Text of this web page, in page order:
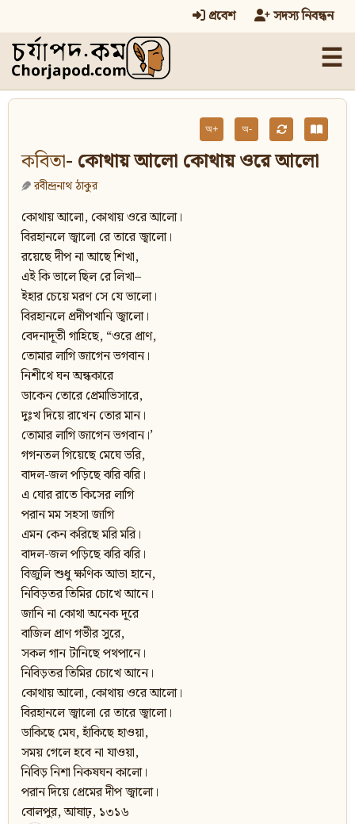
প্রবেশ সদস্য নিবন্ধন
☰
অ+ অ-
কবিতা- কোথায় আলো কোথায় ওরে আলো
রবীন্দ্রনাথ ঠাকুর
কোথায় আলো, কোথায় ওরে আলো।
বিরহানলে জ্বালো রে তারে জ্বালো।
রয়েছে দীপ না আছে শিখা,
এই কি ভালে ছিল রে লিখা–
ইহার চেয়ে মরণ সে যে ভালো।
বিরহানলে প্রদীপখানি জ্বালো।
বেদনাদূতী গাহিছে, “ওরে প্রাণ,
তোমার লাগি জাগেন ভগবান।
নিশীথে ঘন অন্ধকারে
ডাকেন তোরে প্রেমাভিসারে,
দুঃখ দিয়ে রাখেন তোর মান।
তোমার লাগি জাগেন ভগবান।’
গগনতল গিয়েছে মেঘে ভরি,
বাদল-জল পড়িছে ঝরি ঝরি।
এ ঘোর রাতে কিসের লাগি
পরান মম সহসা জাগি
এমন কেন করিছে মরি মরি।
বাদল-জল পড়িছে ঝরি ঝরি।
বিজুলি শুধু ক্ষণিক আভা হানে,
নিবিড়তর তিমির চোখে আনে।
জানি না কোথা অনেক দূরে
বাজিল প্রাণ গভীর সুরে,
সকল গান টানিছে পথপানে।
নিবিড়তর তিমির চোখে আনে।
কোথায় আলো, কোথায় ওরে আলো।
বিরহানলে জ্বালো রে তারে জ্বালো।
ডাকিছে মেঘ, হাঁকিছে হাওয়া,
সময় গেলে হবে না যাওয়া,
নিবিড় নিশা নিকষঘন কালো।
পরান দিয়ে প্রেমের দীপ জ্বালো।
বোলপুর, আষাঢ়, ১৩১৬